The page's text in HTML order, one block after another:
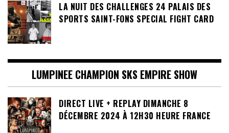
LA NUIT DES CHALLENGES 24 PALAIS DES
SPORTS SAINT-FONS SPECIAL FIGHT CARD
LUMPINEE CHAMPION SKS EMPIRE SHOW
DIRECT LIVE + REPLAY DIMANCHE 8
DÉCEMBRE 2024 À 12H30 HEURE FRANCE